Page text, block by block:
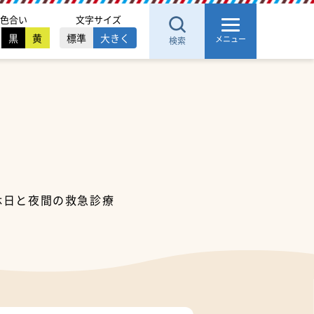
色合い
黒 黄
文字サイズ
標準 大きく 検索 メニュー
と夜間の救急診療